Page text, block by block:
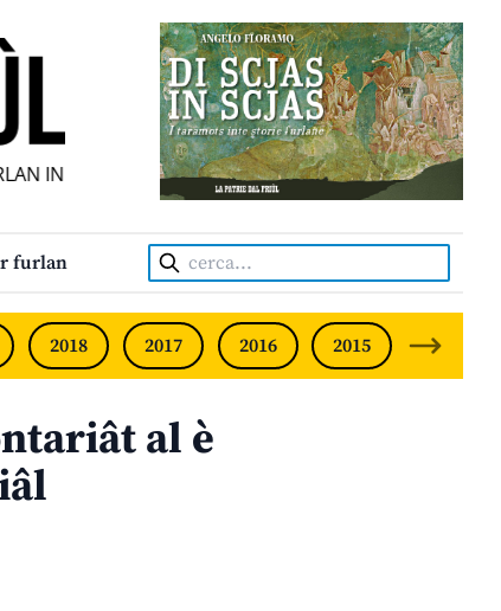
INDIPENDENT • INDEPENDENT FRIULIAN MONTHLY
furlan Cerca:
2018 2017 2016 2015 2014
al è